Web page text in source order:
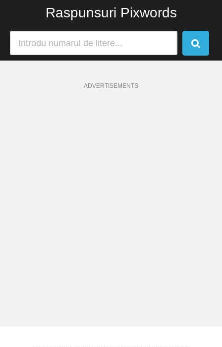
Raspunsuri Pixwords
ADVERTISEMENTS